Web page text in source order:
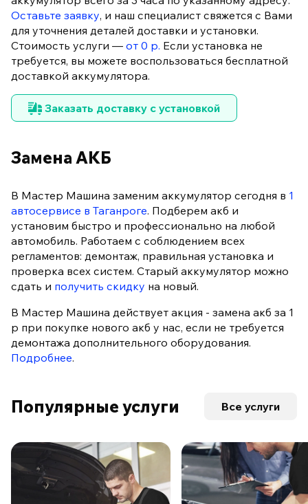
Оставьте заявку, и наш специалист свяжется с Вами
для уточнения деталей доставки и установки.
Стоимость услуги — от 0 р. Если установка не
требуется, вы можете воспользоваться бесплатной
доставкой аккумулятора.
Заказать доставку с установкой
Замена АКБ
В Мастер Машина заменим аккумулятор сегодня в 1
автосервисе в Таганроге. Подберем акб и
установим быстро и профессионально на любой
автомобиль. Работаем с соблюдением всех
регламентов: демонтаж, правильная установка и
проверка всех систем. Старый аккумулятор можно
сдать и получить скидку на новый.
В Мастер Машина действует акция - замена акб за 1
р при покупке нового акб у нас, если не требуется
демонтажа дополнительного оборудования.
Подробнее.
Популярные услуги Все услуги